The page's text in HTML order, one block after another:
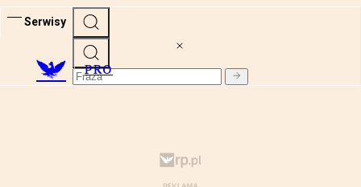
Serwisy
PRO